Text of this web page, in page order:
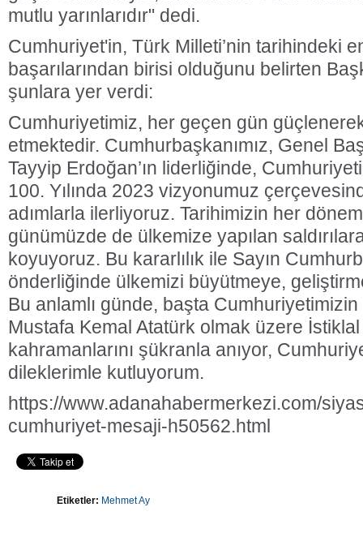
mutlu yarınlarıdır" dedi.
Cumhuriyet'in, Türk Milleti’nin tarihindeki
başarılarından birisi olduğunu belirten
şunlara yer verdi:
Cumhuriyetimiz, her geçen gün
etmektedir. Cumhurbaşkanımız, Genel
Tayyip Erdoğan’ın liderliğinde,
100. Yılında 2023 vizyonumuz
adımlarla ilerliyoruz. Tarihimizin her
günümüzde de ülkemize yapılan
koyuyoruz. Bu kararlılık ile Sayın
önderliğinde ülkemizi büyütmeye,
Bu anlamlı günde, başta
Mustafa Kemal Atatürk olmak üzere
kahramanlarını şükranla anıyor,
dileklerimle kutluyorum.
​https://www.adanahabermerkezi.com/
cumhuriyet-mesaji-h50562.html
Etiketler: Mehmet Ay